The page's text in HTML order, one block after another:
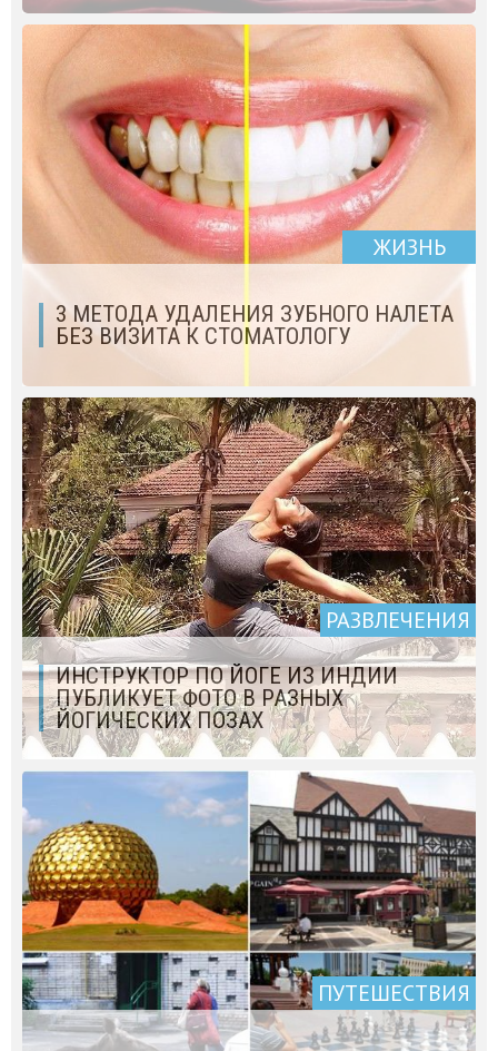
ЖИЗНЬ
3 МЕТОДА УДАЛЕНИЯ ЗУБНОГО НАЛЕТА
БЕЗ ВИЗИТА К СТОМАТОЛОГУ
РАЗВЛЕЧЕНИЯ
ИНСТРУКТОР ПО ЙОГЕ ИЗ ИНДИИ
ПУБЛИКУЕТ ФОТО В РАЗНЫХ
ЙОГИЧЕСКИХ ПОЗАХ
ПУТЕШЕСТВИЯ